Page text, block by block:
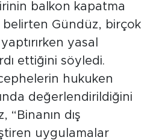
balkon kapatma
Gündüz, birçok
yasal
ettiğini söyledi.
hukuken
değerlendirildiğini
“Binanın dış
uygulamalar